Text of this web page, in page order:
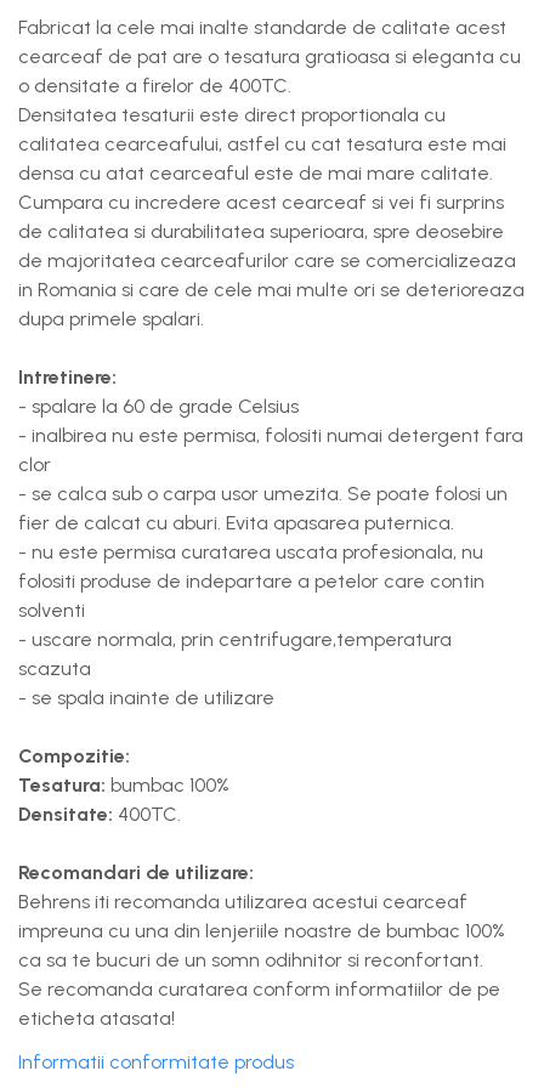
Fabricat la cele mai inalte standarde de calitate acest
cearceaf de pat are o tesatura gratioasa si eleganta cu
o densitate a firelor de 400TC.
Densitatea tesaturii este direct proportionala cu
calitatea cearceafului, astfel cu cat tesatura este mai
densa cu atat cearceaful este de mai mare calitate.
Cumpara cu incredere acest cearceaf si vei fi surprins
de calitatea si durabilitatea superioara, spre deosebire
de majoritatea cearceafurilor care se comercializeaza
in Romania si care de cele mai multe ori se deterioreaza
dupa primele spalari.
Intretinere:
- spalare la 60 de grade Celsius
- inalbirea nu este permisa, folositi numai detergent fara
clor
- se calca sub o carpa usor umezita. Se poate folosi un
fier de calcat cu aburi. Evita apasarea puternica.
- nu este permisa curatarea uscata profesionala, nu
folositi produse de indepartare a petelor care contin
solventi
- uscare normala, prin centrifugare,temperatura
scazuta
- se spala inainte de utilizare
Compozitie:
Tesatura: bumbac 100%
Densitate: 400TC.
Recomandari de utilizare:
Behrens iti recomanda utilizarea acestui cearceaf
impreuna cu una din lenjeriile noastre de bumbac 100%
ca sa te bucuri de un somn odihnitor si reconfortant.
Se recomanda curatarea conform informatiilor de pe
eticheta atasata!
Informatii conformitate produs